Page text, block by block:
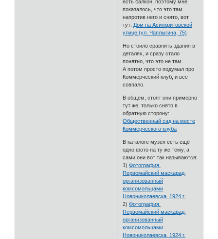
есть балкон, поэтому мне
показалось, что это там
напротив него и снято, вот
тут: Дом на Асинкритовской
улице (ул. Чаплыгина, 75)
Но стоило сравнить здания в
деталях, и сразу стало
понятно, что это не там.
А потом просто подумал про
Коммерческий клуб, и всё
совпало.
В общем, стоят они примерно
тут же, только снято в
обратную сторону:
Общественный сад на месте
Коммерческого клуба
В каталоге музея есть ещё
одно фото на ту же тему, а
сами они вот так называются:
1)Фотография.
Первомайский маскарад,
организованный
комсомольцами
Новониколаевска. 1924 г.
2)Фотография.
Первомайский маскарад,
организованный
комсомольцами
Новониколаевска. 1924 г.